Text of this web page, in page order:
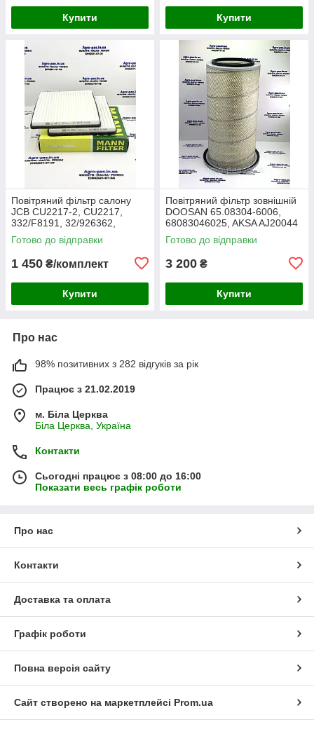
Купити Купити
Повітряний фільтр салону
JCB CU2217-2, CU2217,
332/F8191, 32/926362,
30/926362, AA2983, CA-
43030, SC60055, SKL46354,
Готово до відправки
1 450 ₴/комплект
Купити
Повітряний фільтр зовнішній
DOOSAN 65.08304-6006,
68083046025, AKSA AJ20044
Готово до відправки
3 200 ₴
Купити
Про нас
98% позитивних з 282 відгуків за рік
Працює з 21.02.2019
м. Біла Церква
Біла Церква, Україна
Контакти
Сьогодні працює з 08:00 до 16:00
Показати весь графік роботи
Про нас
Контакти
Доставка та оплата
Графік роботи
Повна версія сайту
Сайт створено на маркетплейсі Prom.ua